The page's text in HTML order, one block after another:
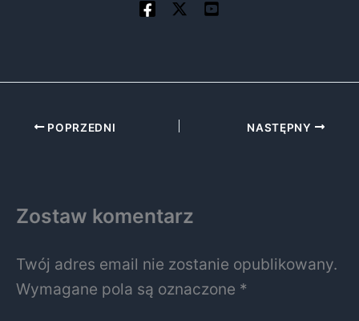
POPRZEDNI NASTĘPNY
Zostaw komentarz
Twój adres email nie zostanie opublikowany.
Wymagane pola są oznaczone *